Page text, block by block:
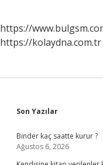
https://
https://kolaydna.com.tr
Sidebar
Son Yazılar
Binder kaç saatte kurur ?
Ağustos 6, 2026